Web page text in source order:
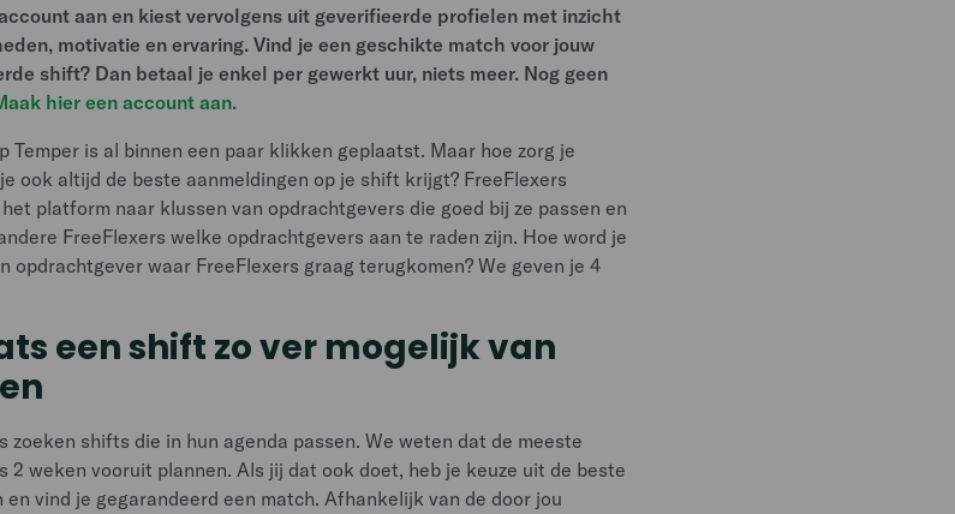
aan en kiest vervolgens uit geverifieerde profielen met inzicht
motivatie en ervaring. Vind je een geschikte match voor jouw
shift? Dan betaal je enkel per gewerkt uur, niets meer. Nog geen
hier een account aan.
Temper is al binnen een paar klikken geplaatst. Maar hoe zorg je
ook altijd de beste aanmeldingen op je shift krijgt? FreeFlexers
platform naar klussen van opdrachtgevers die goed bij ze passen en
FreeFlexers welke opdrachtgevers aan te raden zijn. Hoe word je
opdrachtgever waar FreeFlexers graag terugkomen? We geven je 4
een shift zo ver mogelijk van
zoeken shifts die in hun agenda passen. We weten dat de meeste
2 weken vooruit plannen. Als jij dat ook doet, heb je keuze uit de beste
en vind je gegarandeerd een match. Afhankelijk van de door jou